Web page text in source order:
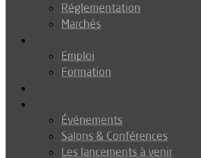
Réglementation
Marchés
Emploi
Formation
Événements
Salons & Conférences
Les lancements à venir